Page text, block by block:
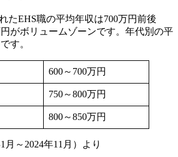
たEHS職の平均年収は700万円前後
がボリュームゾーンです。年代別の平
す。
600～700万円
750～800万円
800～850万円
～2024年11月）より